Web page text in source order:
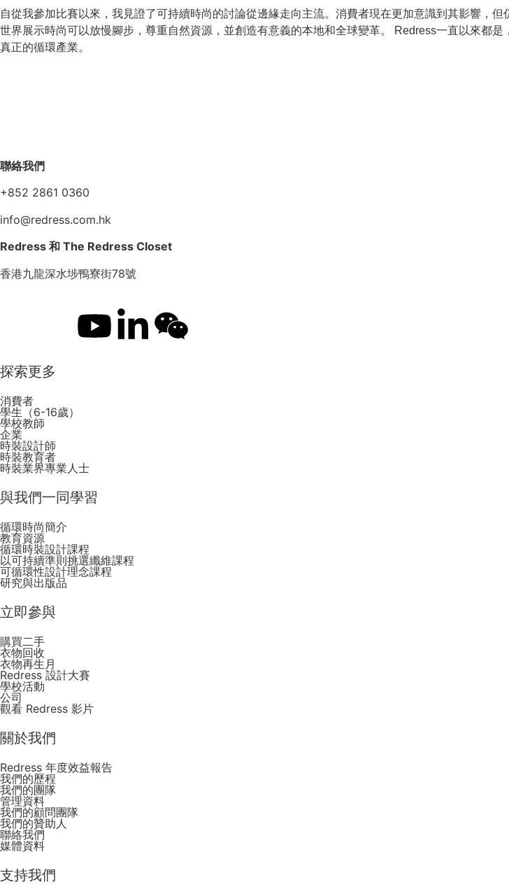
自從我參加比賽以來，我見證了可持續時尚的討論從邊緣走向主流。消費者現在更加意識到其影響，
世界展示時尚可以放慢腳步，尊重自然資源，並創造有意義的本地和全球變革。 Redress一直以來都
真正的循環產業。
聯絡我們
+852 2861 0360
info@redress.com.hk
Redress 和 The Redress Closet
香港九龍深水埗鴨寮街78號
探索更多
消費者
學生（6-16歲）
學校教師
企業
時裝設計師
時裝教育者
時裝業界專業人士
與我們一同學習
循環時尚簡介
教育資源
循環時裝設計課程
以可持續準則挑選纖維課程
可循環性設計理念課程
研究與出版品
立即參與
購買二手
衣物回收
衣物再生月
Redress 設計大賽
學校活動
公司
觀看 Redress 影片
關於我們
Redress 年度效益報告
我們的歷程
我們的團隊
管理資料
我們的顧問團隊
我們的贊助人
聯絡我們
媒體資料
支持我們